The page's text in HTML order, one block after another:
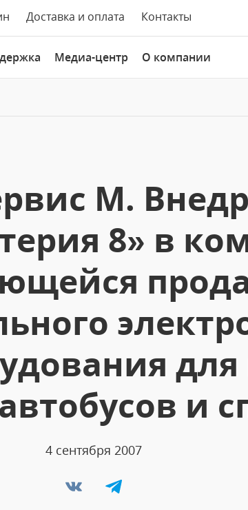
Доставка и оплата Контакты
Медиа-центр О компании
М.
8» в
и
4 сентября 2007